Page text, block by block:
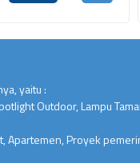
yaitu :
Outdoor, Lampu
Apartemen, Proyek